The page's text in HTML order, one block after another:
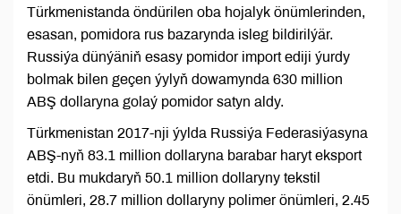
Türkmenistanda öndürilen oba hojalyk önümlerinden,
esasan, pomidora rus bazarynda isleg bildirilýär.
Russiýa dünýäniň esasy pomidor import ediji ýurdy
bolmak bilen geçen ýylyň dowamynda 630 million
ABŞ dollaryna golaý pomidor satyn aldy.
Türkmenistan 2017-nji ýylda Russiýa Federasiýasyna
ABŞ-nyň 83.1 million dollaryna barabar haryt eksport
etdi. Bu mukdaryň 50.1 million dollaryny tekstil
önümleri, 28.7 million dollaryny polimer önümleri, 2.45